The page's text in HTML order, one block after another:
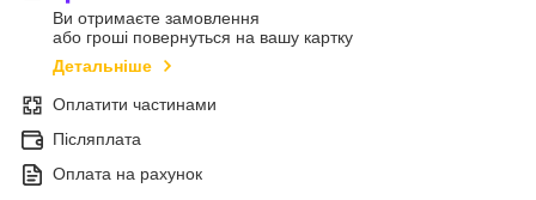
Ви отримаєте замовлення
або гроші повернуться на вашу картку
Детальніше
Оплатити частинами
Післяплата
Оплата на рахунок